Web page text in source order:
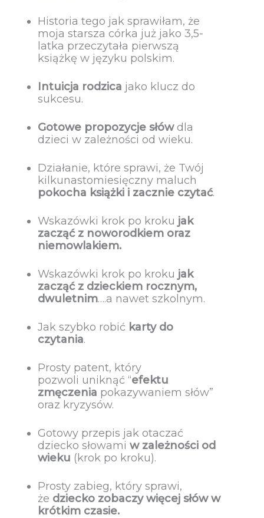
Historia tego jak sprawiłam, że
moja starsza córka już jako 3,5-
latka przeczytała pierwszą
książkę w języku polskim.
Intuicja rodzica jako klucz do
sukcesu.
Gotowe propozycje słówdla
dzieci w zależności od wieku.
Działanie, które sprawi, że Twój
kilkunastomiesięczny maluch
pokocha książki i zacznie czytać.
Wskazówki krok po kroku jak
zacząć z noworodkiem oraz
niemowlakiem.
Wskazówki krok po kroku jak
zacząć z dzieckiem rocznym,
dwuletnim….a nawet szkolnym.
Jak szybko robić karty do
czytania.
Prosty patent, który
pozwoli uniknąć “efektu
zmęczenia pokazywaniem słów”
oraz kryzysów.
Gotowy przepis jak otaczać
dziecko słowami w zależności od
wieku (krok po kroku).
Prosty zabieg, który sprawi,
że dziecko zobaczy więcej słów w
krótkim czasie.